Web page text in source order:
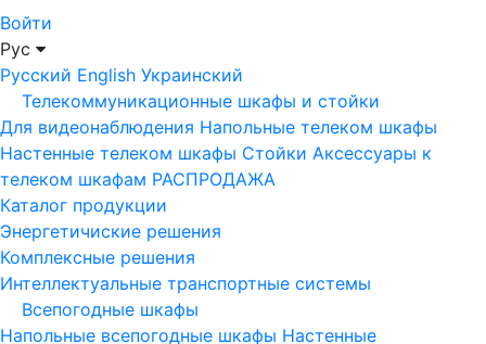
Войти
Рус
Русский English Украинский
Телекоммуникационные шкафы и стойки
Для видеонаблюдения Напольные телеком шкафы
Настенные телеком шкафы Стойки Аксессуары к
телеком шкафам РАСПРОДАЖА
Каталог продукции
Энергетичиские решения
Комплексные решения
Интеллектуальные транспортные системы
Всепогодные шкафы
Напольные всепогодные шкафы Настенные